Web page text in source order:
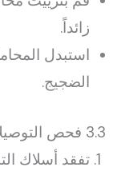
زائداً.
استبدل
الضجيج.
3.3 فحص التوصيلات الكهربائية
تفقد أسلاك